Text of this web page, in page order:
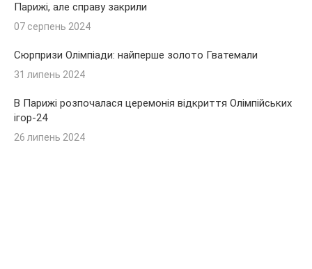
Парижі, але справу закрили
07 серпень 2024
Сюрпризи Олімпіади: найперше золото Гватемали
31 липень 2024
В Парижі розпочалася церемонія відкриття Олімпійських
ігор-24
26 липень 2024